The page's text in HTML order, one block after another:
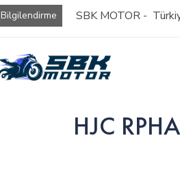
Bilgilendirme SBK MOTOR -
HJC